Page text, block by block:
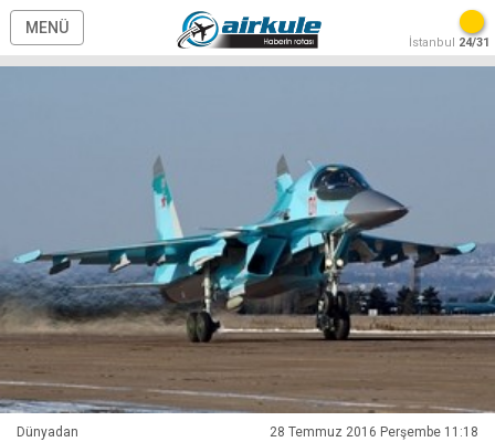
MENÜ
İstanbul 24/31
Dünyadan 28 Temmuz 2016 Perşembe 11:18